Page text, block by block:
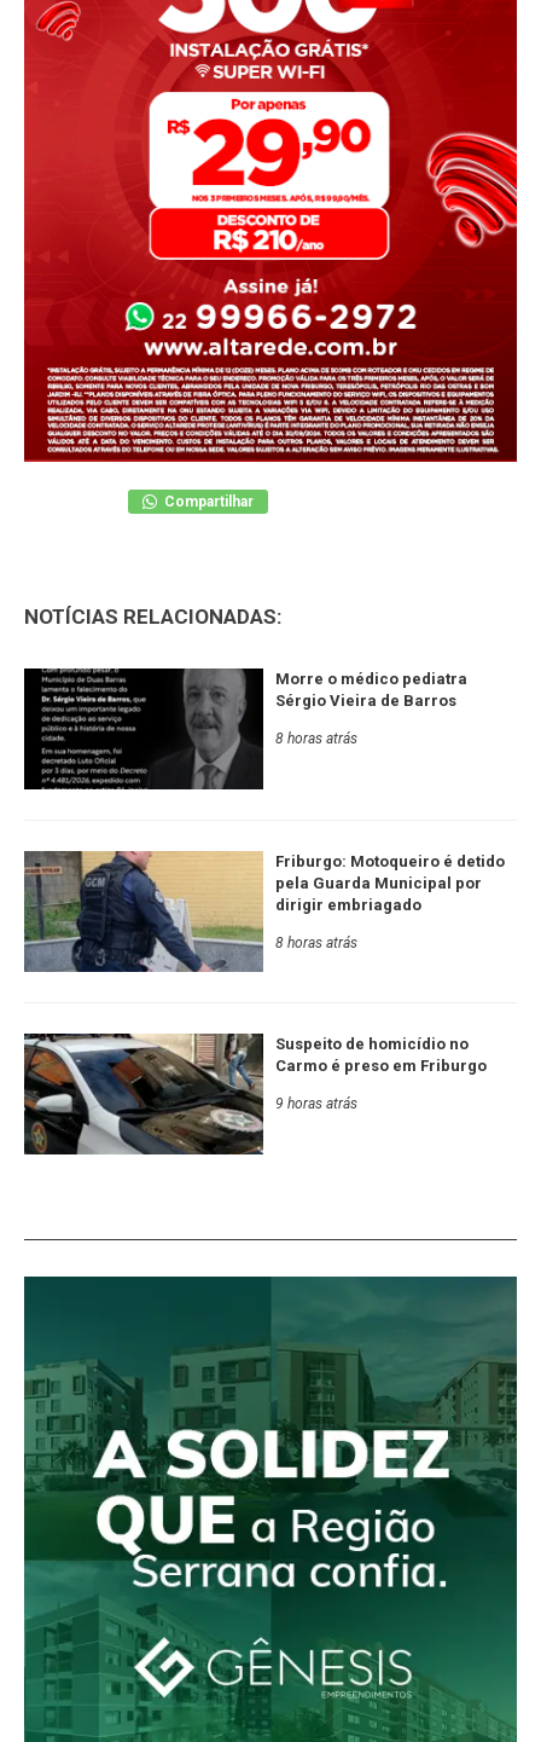
Compartilhar
NOTÍCIAS RELACIONADAS:
Morre o médico pediatra
Sérgio Vieira de Barros
8 horas atrás
Friburgo: Motoqueiro é detido
pela Guarda Municipal por
dirigir embriagado
8 horas atrás
Suspeito de homicídio no
Carmo é preso em Friburgo
9 horas atrás